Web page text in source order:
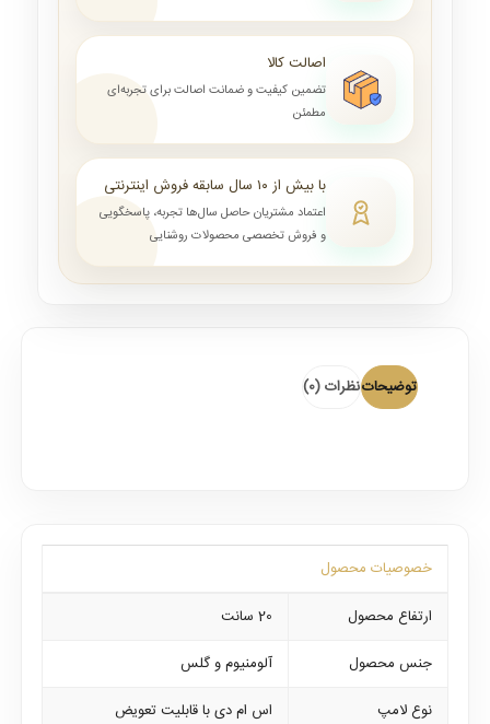
اصالت کالا
تضمین کیفیت و ضمانت اصالت برای تجربه‌ای
مطمئن
با بیش از ۱۰ سال سابقه فروش اینترنتی
اعتماد مشتریان حاصل سال‌ها تجربه، پاسخگویی
و فروش تخصصی محصولات روشنایی
توضیحاتنظرات (0)
خصوصیات محصول
ارتفاع محصول
20 سانت
جنس محصول
آلومنیوم و گلس
نوع لامپ
اس ام دی با قابلیت تعویض